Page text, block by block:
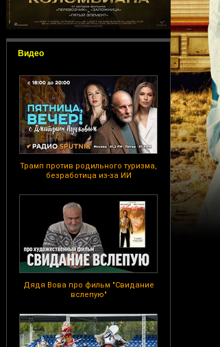
Видео
Трамп против родильного туризма,
безработица из-за ИИ
Дядя Вова про фильм "Свидание
вслепую"